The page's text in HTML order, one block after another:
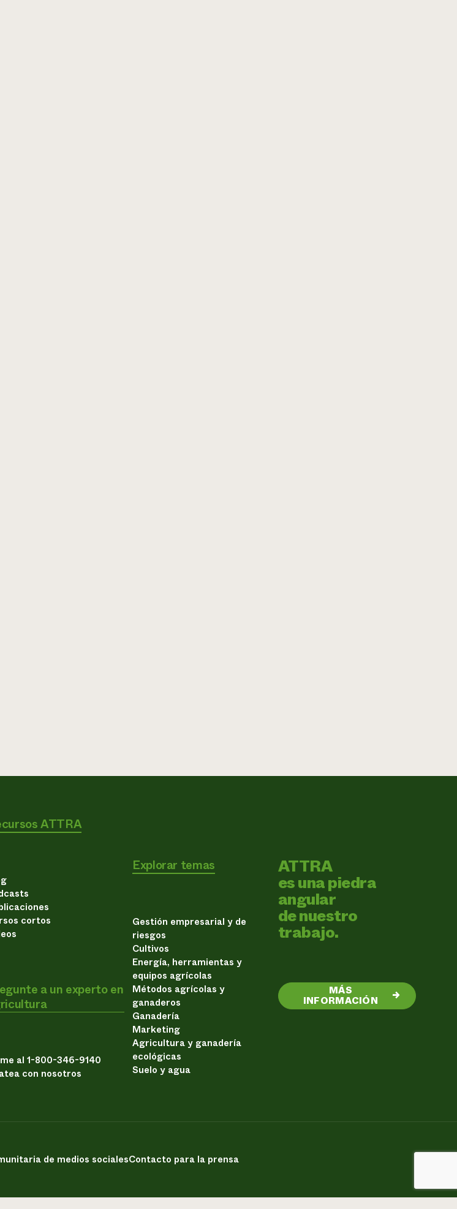
ATTRA
cortos
a un experto en
al 1-800-346-9140
con nosotros
Explorar temas
Gestión empresarial y de
riesgos
Cultivos
Energía, herramientas y
equipos agrícolas
Métodos agrícolas y
ganaderos
Ganadería
Marketing
Agricultura y ganadería
ecológicas
Suelo y agua
ATTRA
es una piedra
angular
de nuestro
trabajo.
MÁS
INFORMACIÓN →
de medios socialesContacto para la prensa